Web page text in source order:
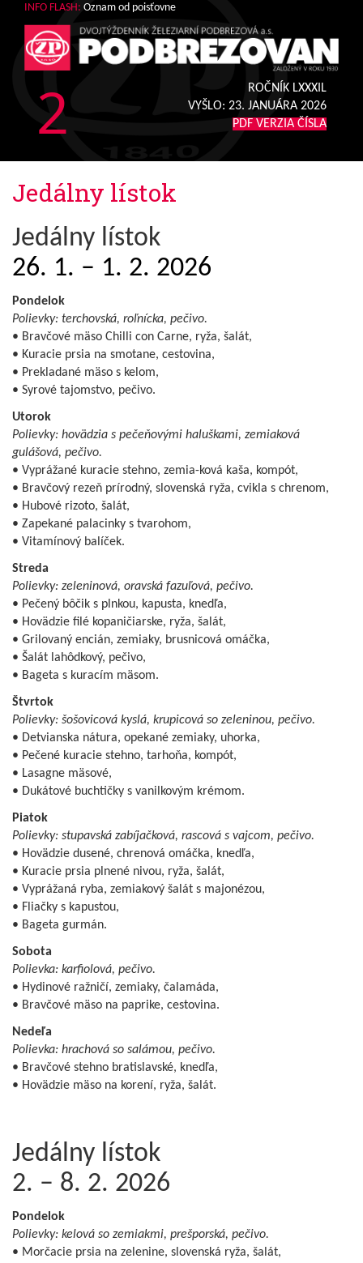
INFO FLASH: Oznam od poisťovne
2
ROČNÍK LXXXIL
VYŠLO: 23. JANUÁRA 2026
PDF VERZIA ČÍSLA
Jedálny lístok
Jedálny lístok
26. 1. – 1. 2. 2026
Pondelok
Polievky: terchovská, roľnícka, pečivo.
• Bravčové mäso Chilli con Carne, ryža, šalát,
• Kuracie prsia na smotane, cestovina,
• Prekladané mäso s kelom,
• Syrové tajomstvo, pečivo.
Utorok
Polievky: hovädzia s pečeňovými haluškami, zemiaková
gulášová, pečivo.
• Vyprážané kuracie stehno, zemia-ková kaša, kompót,
• Bravčový rezeň prírodný, slovenská ryža, cvikla s chrenom,
• Hubové rizoto, šalát,
• Zapekané palacinky s tvarohom,
• Vitamínový balíček.
Streda
Polievky: zeleninová, oravská fazuľová, pečivo.
• Pečený bôčik s plnkou, kapusta, knedľa,
• Hovädzie filé kopaničiarske, ryža, šalát,
• Grilovaný encián, zemiaky, brusnicová omáčka,
• Šalát lahôdkový, pečivo,
• Bageta s kuracím mäsom.
Štvrtok
Polievky: šošovicová kyslá, krupicová so zeleninou, pečivo.
• Detvianska nátura, opekané zemiaky, uhorka,
• Pečené kuracie stehno, tarhoňa, kompót,
• Lasagne mäsové,
• Dukátové buchtičky s vanilkovým krémom.
Piatok
Polievky: stupavská zabíjačková, rascová s vajcom, pečivo.
• Hovädzie dusené, chrenová omáčka, knedľa,
• Kuracie prsia plnené nivou, ryža, šalát,
• Vyprážaná ryba, zemiakový šalát s majonézou,
• Fliačky s kapustou,
• Bageta gurmán.
Sobota
Polievka: karfiolová, pečivo.
• Hydinové ražničí, zemiaky, čalamáda,
• Bravčové mäso na paprike, cestovina.
Nedeľa
Polievka: hrachová so salámou, pečivo.
• Bravčové stehno bratislavské, knedľa,
• Hovädzie mäso na korení, ryža, šalát.
Jedálny lístok
2. – 8. 2. 2026
Pondelok
Polievky: kelová so zemiakmi, prešporská, pečivo.
• Morčacie prsia na zelenine, slovenská ryža, šalát,